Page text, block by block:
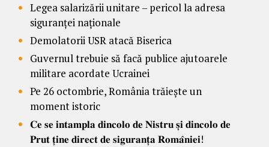
Legea salarizării unitare – pericol la adresa
siguranței naționale
Demolatorii USR atacă Biserica
Guvernul trebuie să facă publice ajutoarele
militare acordate Ucrainei
Pe 26 octombrie, România trăiește un
moment istoric
𝐂𝐞 𝐬𝐞 𝐢𝐧𝐭𝐚𝐦𝐩𝐥𝐚 𝐝𝐢𝐧𝐜𝐨𝐥𝐨 𝐝𝐞 𝐍𝐢𝐬𝐭𝐫𝐮 𝐬̦𝐢 𝐝𝐢𝐧𝐜𝐨𝐥𝐨 𝐝𝐞
𝐏𝐫𝐮𝐭 𝐭̦𝐢𝐧𝐞 𝐝𝐢𝐫𝐞𝐜𝐭 𝐝𝐞 𝐬𝐢𝐠𝐮𝐫𝐚𝐧𝐭̦𝐚 𝐑𝐨𝐦𝐚̂𝐧𝐢𝐞𝐢!